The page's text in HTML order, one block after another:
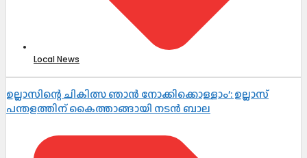
Local News
ഉല്ലാസിന്റെ ചികിത്സ ഞാൻ നോക്കിക്കൊള്ളാം’: ഉല്ലാസ്
പന്തളത്തിന് കൈത്താങ്ങായി നടൻ ബാല